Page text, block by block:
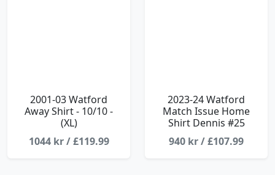
2001-03 Watford
Away Shirt - 10/10 -
(XL)
1044 kr / £119.99
2023-24 Watford
Match Issue Home
Shirt Dennis #25
940 kr / £107.99